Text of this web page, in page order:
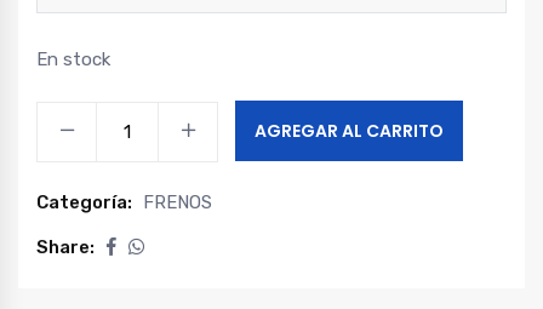
En stock
v90
quantity
AGREGAR AL CARRITO
Categoría: FRENOS
Share: